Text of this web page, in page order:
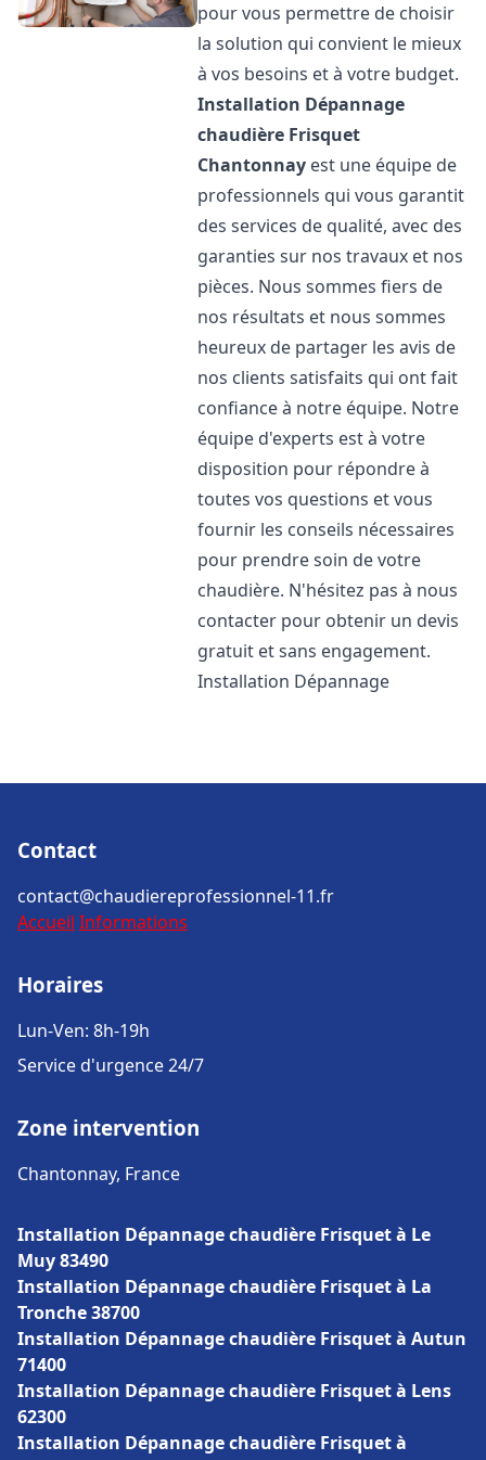
pour vous permettre de choisir
la solution qui convient le mieux
à vos besoins et à votre budget.
Installation Dépannage
chaudière Frisquet
Chantonnay est une équipe de
professionnels qui vous garantit
des services de qualité, avec des
garanties sur nos travaux et nos
pièces. Nous sommes fiers de
nos résultats et nous sommes
heureux de partager les avis de
nos clients satisfaits qui ont fait
confiance à notre équipe. Notre
équipe d'experts est à votre
disposition pour répondre à
toutes vos questions et vous
fournir les conseils nécessaires
pour prendre soin de votre
chaudière. N'hésitez pas à nous
contacter pour obtenir un devis
gratuit et sans engagement.
Installation Dépannage
Contact
contact@chaudiereprofessionnel-11.fr
Accueil Informations
Horaires
Lun-Ven: 8h-19h
Service d'urgence 24/7
Zone intervention
Chantonnay, France
Installation Dépannage chaudière Frisquet à Le
Muy 83490
Installation Dépannage chaudière Frisquet à La
Tronche 38700
Installation Dépannage chaudière Frisquet à Autun
71400
Installation Dépannage chaudière Frisquet à Lens
62300
Installation Dépannage chaudière Frisquet à